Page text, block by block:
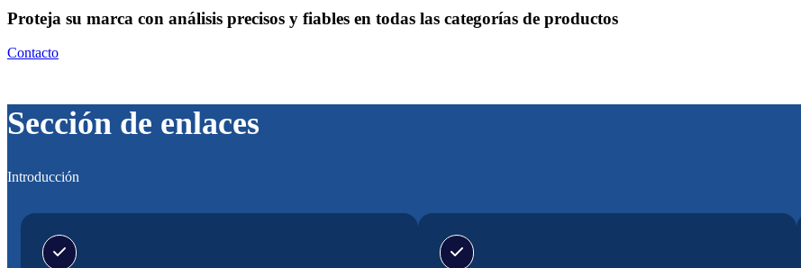
Proteja su marca con análisis precisos y fiables en todas las categorías de productos
Contacto
Sección de enlaces
Introducción